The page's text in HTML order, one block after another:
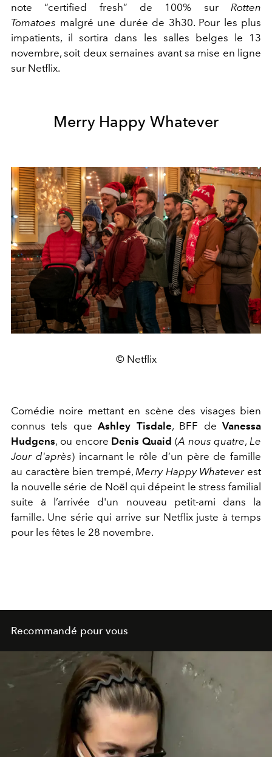
note “certified fresh” de 100% sur Rotten
Tomatoes malgré une durée de 3h30. Pour les plus
impatients, il sortira dans les salles belges le 13
novembre, soit deux semaines avant sa mise en ligne
sur Netflix.
Merry Happy Whatever
© Netflix
Comédie noire mettant en scène des visages bien
connus tels queAshley Tisdale, BFF deVanessa
Hudgens, ou encore Denis Quaid (A nous quatre, Le
Jour d'après) incarnant le rôle d’un père de famille
au caractère bien trempé, Merry Happy Whateverest
la nouvelle série de Noël qui dépeint le stress familial
suite à l’arrivée d'un nouveau petit-ami dans la
famille. Une série qui arrive sur Netflix juste à temps
pour les fêtes le 28 novembre.
Recommandé pour vous